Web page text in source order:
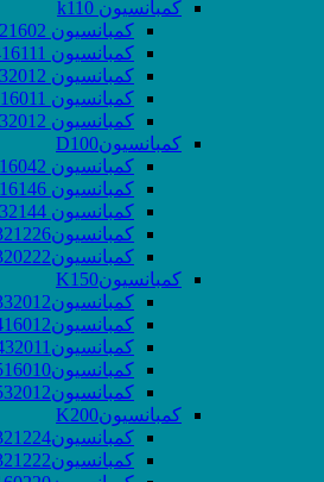
کمبانسیون k110
کمبانسیون K11021602
کمبانسیون K110416111
کمبانسیون k110432012
کمبانسیون K110516011
کمبانسیون K110532012
کمبانسیونD100
کمبانسیون D100416042
کمبانسیون D100416146
کمبانسیون D100532144
کمبانسیونD10033215321226
کمبانسیونD10051605320222
کمبانسیونK150
کمبانسیونK150332012
کمبانسیونK150416012
کمبانسیونK150432011
کمبانسیونK150516010
کمبانسیونK150532012
کمبانسیونK200
کمبانسیونK20041614321224
کمبانسیونK20041615321222